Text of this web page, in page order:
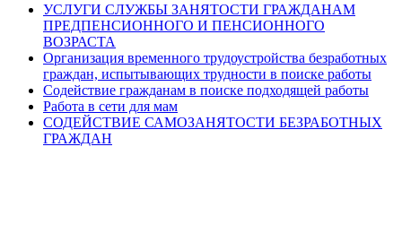
УСЛУГИ СЛУЖБЫ ЗАНЯТОСТИ ГРАЖДАНАМ
ПРЕДПЕНСИОННОГО И ПЕНСИОННОГО
ВОЗРАСТА
Организация временного трудоустройства безработных
граждан, испытывающих трудности в поиске работы
Содействие гражданам в поиске подходящей работы
Работа в сети для мам
СОДЕЙСТВИЕ САМОЗАНЯТОСТИ БЕЗРАБОТНЫХ
ГРАЖДАН